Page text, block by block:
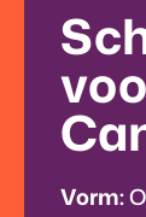
Vorm: